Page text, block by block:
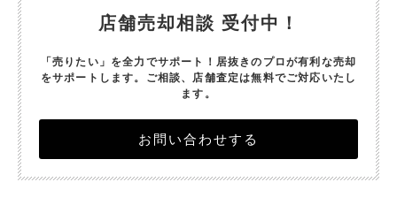
店舗売却相談 受付中！
「売りたい」を全力でサポート！居抜きのプロが有利な売却
をサポートします。 ご相談、店舗査定は無料でご対応いたし
ます。
お問い合わせする